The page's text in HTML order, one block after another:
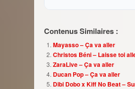
Contenus Similaires :
Mayasso – Ça va aller
Christos Béni – Laisse toi
ZaraLive – Ça va aller
Ducan Pop – Ça va aller
Dibi Dobo x Kiff No Beat –